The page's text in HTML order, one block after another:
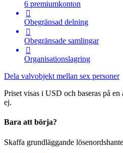
6 premiumkonton

Obegränsad delning

Obegränsade samlingar

Organisationslagring
Dela valvobjekt mellan sex personer
Priset visas i USD och baseras på
ej.
Bara att börja?
Skaffa grundläggande